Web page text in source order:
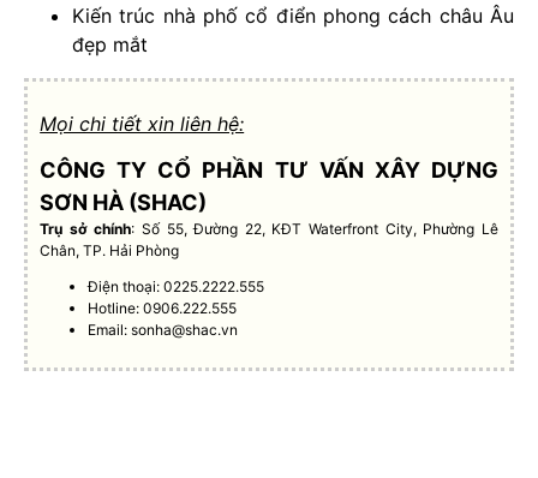
Kiến trúc nhà phố cổ điển phong cách châu Âu
đẹp mắt
Mọi chi tiết xin liên hệ:
CÔNG TY CỔ PHẦN TƯ VẤN XÂY DỰNG
SƠN HÀ (SHAC)
Trụ sở chính: Số 55, Đường 22, KĐT Waterfront City, Phường Lê
Chân, TP. Hải Phòng
Điện thoại: 0225.2222.555
Hotline: 0906.222.555
Email:sonha@shac.vn